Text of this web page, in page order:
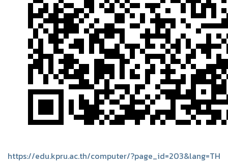
https://edu.kpru.ac.th/computer/?page_id=203&lang=TH